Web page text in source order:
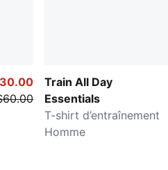
Train All Day
Essentials
T-shirt d’entraînement
Homme